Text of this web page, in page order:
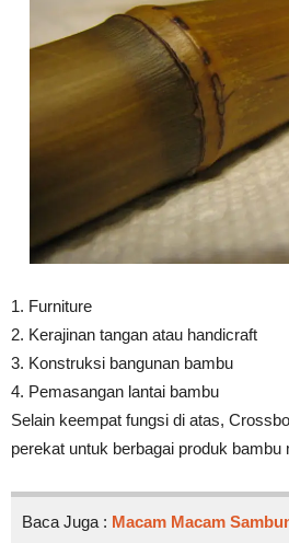
1. Furniture
2. Kerajinan tangan atau handicraft
3. Konstruksi bangunan bambu
4. Pemasangan lantai bambu
Selain keempat fungsi di atas,
perekat untuk berbagai produk bambu
Baca Juga : Macam Macam